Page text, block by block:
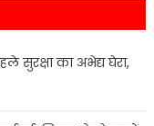
सुरक्षा का अभेद्य घेरा,